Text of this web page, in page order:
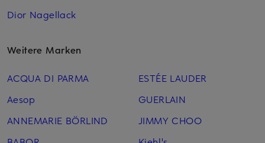
Dior Nagellack
Weitere Marken
ACQUA DI PARMA
Aesop
ANNEMARIE BÖRLIND
ESTÉE LAUDER
GUERLAIN
JIMMY CHOO